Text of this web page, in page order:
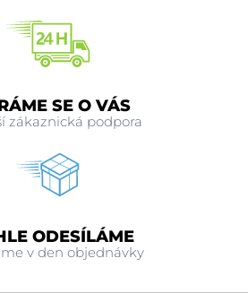
SE O VÁS
zákaznická podpora
ODESÍLÁME
v den objednávky